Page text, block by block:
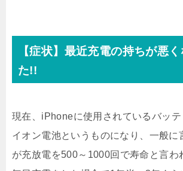
【症状】最近充電の持ちが悪
た!!
現在、iPhoneに使用されているバッテ
イオン電池というものになり、一般に
が充放電を500～1000回で寿命と言わ